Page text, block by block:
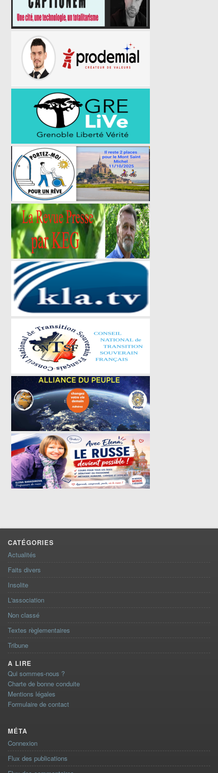
CATÉGORIES
Actualités
Faits divers
Insolite
L'association
Non classé
Textes règlementaires
Tribune
A LIRE
Qui sommes-nous ?
Charte de bonne conduite
Mentions légales
Formulaire de contact
MÉTA
Connexion
Flux des publications